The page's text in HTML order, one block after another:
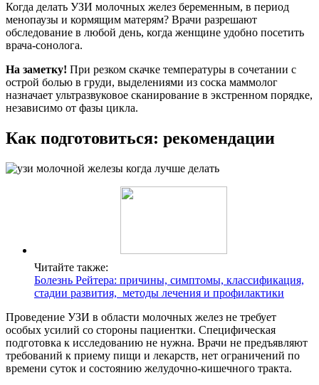
Когда делать УЗИ молочных желез беременным, в период
менопаузы и кормящим матерям? Врачи разрешают
обследование в любой день, когда женщине удобно посетить
врача-сонолога.
На заметку! При резком скачке температуры в сочетании с
острой болью в груди, выделениями из соска маммолог
назначает ультразвуковое сканирование в экстренном порядке,
независимо от фазы цикла.
Как подготовиться: рекомендации
Читайте также:
Болезнь Рейтера: причины, симптомы, классификация,
стадии развития, методы лечения и профилактики
Проведение УЗИ в области молочных желез не требует
особых усилий со стороны пациентки. Специфическая
подготовка к исследованию не нужна. Врачи не предъявляют
требований к приему пищи и лекарств, нет ограничений по
времени суток и состоянию желудочно-кишечного тракта.